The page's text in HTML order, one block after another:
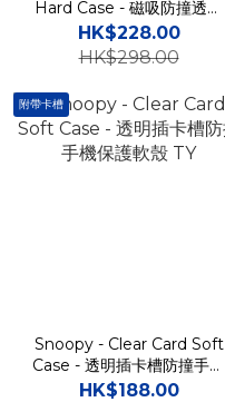
Hard Case - 磁吸防撞透明
手機保護硬殼 CD
HK$228.00
HK$298.00
附帶卡槽
Snoopy - Clear Card Soft
Case - 透明插卡槽防撞手機
保護軟殼 TY
HK$188.00